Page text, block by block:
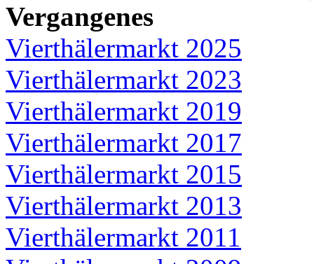
Vergangenes
Vierthälermarkt 2025
Vierthälermarkt 2023
Vierthälermarkt 2019
Vierthälermarkt 2017
Vierthälermarkt 2015
Vierthälermarkt 2013
Vierthälermarkt 2011